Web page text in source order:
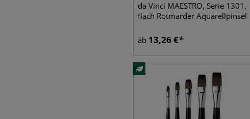
da Vinci MAESTRO, Serie 1301,
flach Rotmarder Aquarellpinsel
ab 13,26 €